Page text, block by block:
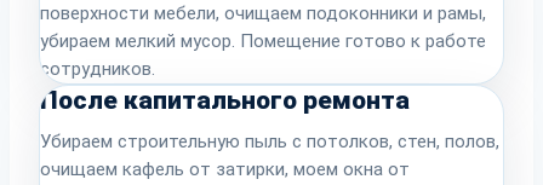
поверхности мебели, очищаем подоконники и рамы,
убираем мелкий мусор. Помещение готово к работе
сотрудников.
После капитального ремонта
Убираем строительную пыль с потолков, стен, полов,
очищаем кафель от затирки, моем окна от